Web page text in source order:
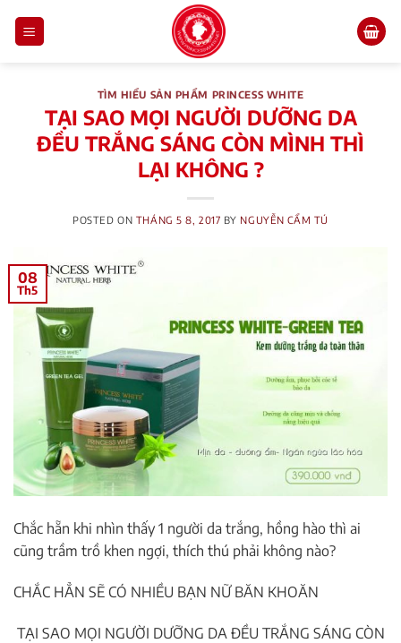
TÌM HIỂU SẢN PHẨM PRINCESS WHITE
TẠI SAO MỌI NGƯỜI DƯỠNG DA
ĐỀU TRẮNG SÁNG CÒN MÌNH THÌ
LẠI KHÔNG ?
POSTED ON THÁNG 5 8, 2017 BY NGUYỄN CẨM TÚ
08
Th5
Chắc hẵn khi nhìn thấy 1 người da trắng, hồng hào thì ai
cũng trầm trồ khen ngợi, thích thú phải không nào?
CHẮC HẲN SẼ CÓ NHIỀU BẠN NỮ BĂN KHOĂN
TẠI SAO MỌI NGƯỜI DƯỠNG DA ĐỀU TRẮNG SÁNG CÒN